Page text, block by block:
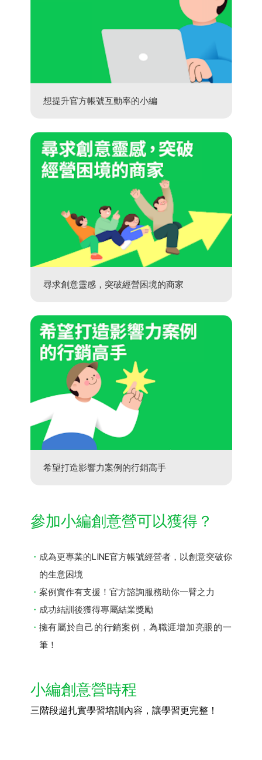
想提升官方帳號互動率的小編
尋求創意靈感，突破經營困境的商家
希望打造影響力案例的行銷高手
參加小編創意營可以獲得？
成為更專業的LINE官方帳號經營者，以創意突破你
的生意困境
案例實作有支援！官方諮詢服務助你一臂之力
成功結訓後獲得專屬結業獎勵
擁有屬於自己的行銷案例，為職涯增加亮眼的一
筆！
小編創意營時程
三階段超扎實學習培訓內容，讓學習更完整！